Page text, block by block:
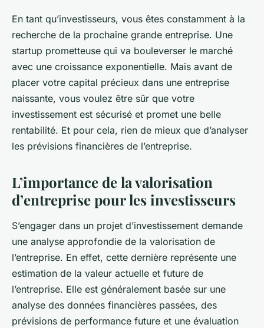
Quelles techniques de
prévision financière sont
recommandées pour les
startups en phase de levée de
fonds?
Maxime•27 août 2024•5 min de lecture
En tant qu’investisseurs, vous êtes constamment à la
recherche de la prochaine grande entreprise. Une
startup prometteuse qui va bouleverser le marché
avec une croissance exponentielle. Mais avant de
placer votre capital précieux dans une entreprise
naissante, vous voulez être sûr que votre
investissement est sécurisé et promet une belle
rentabilité. Et pour cela, rien de mieux que d’analyser
les prévisions financières de l’entreprise.
L’importance de la valorisation
d’entreprise pour les investisseurs
S’engager dans un projet d’investissement demande
une analyse approfondie de la valorisation de
l’entreprise. En effet, cette dernière représente une
estimation de la valeur actuelle et future de
l’entreprise. Elle est généralement basée sur une
analyse des données financières passées, des
prévisions de performance future et une évaluation